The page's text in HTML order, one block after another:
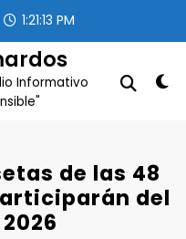
1:21:16 PM
Informativo
de las 48
del